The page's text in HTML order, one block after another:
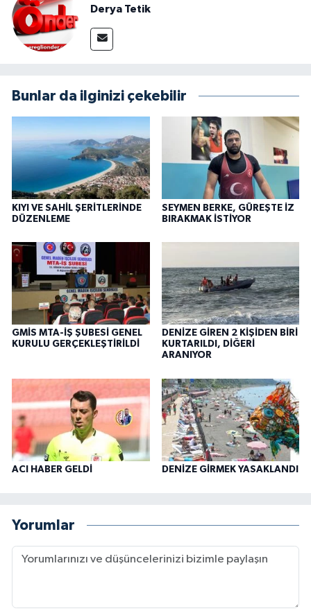
Derya Tetik
Bunlar da ilginizi çekebilir
KIYI VE SAHİL ŞERİTLERİNDE
DÜZENLEME
SEYMEN BERKE, GÜREŞTE İZ
BIRAKMAK İSTİYOR
GMİS MTA-İŞ ŞUBESİ GENEL
KURULU GERÇEKLEŞTİRİLDİ
DENİZE GİREN 2 KİŞİDEN BİRİ
KURTARILDI, DİĞERİ
ARANIYOR
ACI HABER GELDİ DENİZE GİRMEK YASAKLANDI
Yorumlar